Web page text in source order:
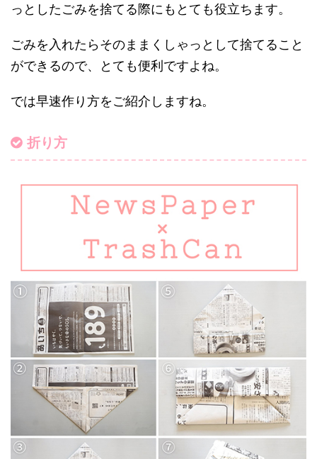
っとしたごみを捨てる際にもとても役立ちます。
ごみを入れたらそのままくしゃっとして捨てること
ができるので、とても便利ですよね。
では早速作り方をご紹介しますね。
折り方